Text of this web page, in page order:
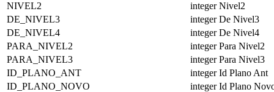
NIVEL2
integer Nivel2
DE_NIVEL3
integer De Nivel3
DE_NIVEL4
integer De Nivel4
PARA_NIVEL2
integer Para Nivel2
PARA_NIVEL3
integer Para Nivel3
ID_PLANO_ANT
integer Id Plano Ant
ID_PLANO_NOVO
integer Id Plano